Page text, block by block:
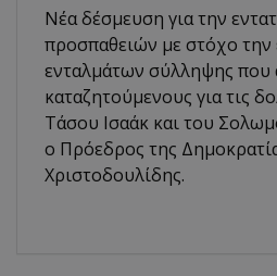
Νέα δέσμευση για την
προσπαθειών με στόχο την
ενταλμάτων σύλληψης που
καταζητούμενους για τις
Τάσου Ισαάκ και του
ο Πρόεδρος της
Χριστοδουλίδης.